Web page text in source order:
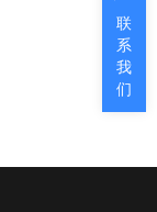
联
系
我
们